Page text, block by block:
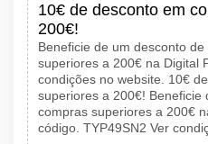
10€ de desconto em
200€!
Beneficie de um desconto
superiores a 200€ na Digital
condições no website. 10€
superiores a 200€! Beneficie
compras superiores a 200€
código. TYP49SN2 Ver